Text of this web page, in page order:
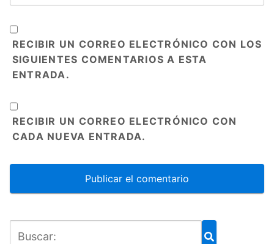
RECIBIR UN CORREO ELECTRÓNICO CON LOS
SIGUIENTES COMENTARIOS A ESTA
ENTRADA.
RECIBIR UN CORREO ELECTRÓNICO CON
CADA NUEVA ENTRADA.